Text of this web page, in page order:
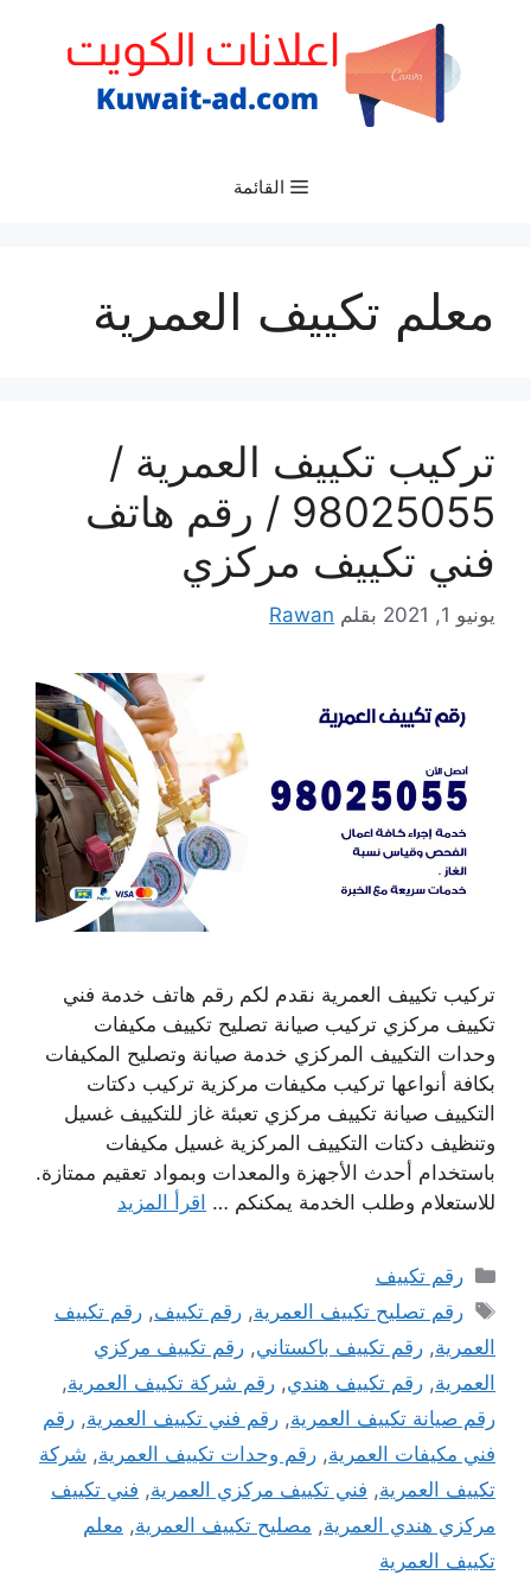
القائمة
معلم تكييف العمرية
تركيب تكييف العمرية /
98025055 / رقم هاتف
فني تكييف مركزي
يونيو 1, 2021 بقلم Rawan
تركيب تكييف العمرية نقدم لكم رقم هاتف خدمة فني
تكييف مركزي تركيب صيانة تصليح تكييف مكيفات
وحدات التكييف المركزي خدمة صيانة وتصليح المكيفات
بكافة أنواعها تركيب مكيفات مركزية تركيب دكتات
التكييف صيانة تكييف مركزي تعبئة غاز للتكييف غسيل
وتنظيف دكتات التكييف المركزية غسيل مكيفات
باستخدام أحدث الأجهزة والمعدات وبمواد تعقيم ممتازة.
للاستعلام وطلب الخدمة يمكنكم … اقرأ المزيد
التصنيفات
رقم تكييف
الوسوم
رقم تصليح تكييف العمرية,رقم تكييف,رقم تكييف
العمرية, رقم تكييف باكستاني, رقم تكييف مركزي
العمرية, رقم تكييف هندي, رقم شركة تكييف العمرية,
رقم صيانة تكييف العمرية, رقم فني تكييف العمرية, رقم
فني مكيفات العمرية, رقم وحدات تكييف العمرية, شركة
تكييف العمرية, فني تكييف مركزي العمرية, فني تكييف
مركزي هندي العمرية, مصليح تكييف العمرية, معلم
تكييف العمرية